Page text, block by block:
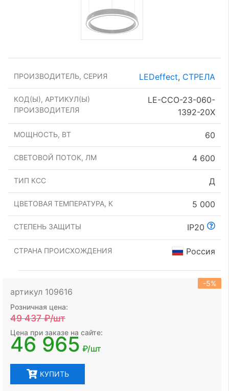
ПРОИЗВОДИТЕЛЬ, СЕРИЯ LEDeffect, СТРЕЛА
КОД(Ы), АРТИКУЛ(Ы)
ПРОИЗВОДИТЕЛЯ
LE-ССО-23-060-
1392-20Х
МОЩНОСТЬ, ВТ 60
СВЕТОВОЙ ПОТОК, ЛМ 4 600
ТИП КСС Д
ЦВЕТОВАЯ ТЕМПЕРАТУРА, К 5 000
СТЕПЕНЬ ЗАЩИТЫ IP20
СТРАНА ПРОИСХОЖДЕНИЯ Россия
артикул 109616
-5%
Розничная цена:
49 437₽/шт
Цена при заказе на сайте:
46 965 ₽/шт
КУПИТЬ